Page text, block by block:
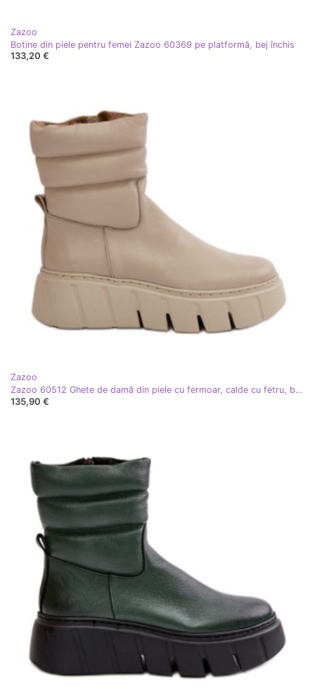
Zazoo
Botine din piele pentru femei Zazoo 60369 pe platformă, bej închis
133,20 €
Zazoo
Zazoo 60512 Ghete de damă din piele cu fermoar, calde cu fetru, bej deschis
135,90 €